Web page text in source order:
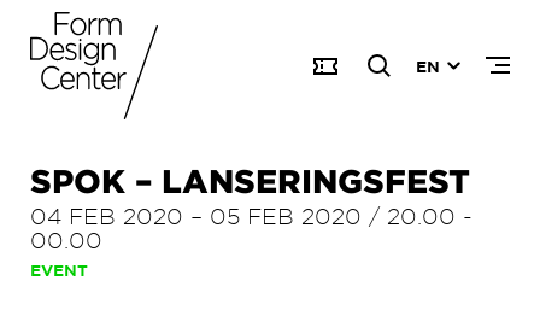
EN
SPOK – LANSERINGSFEST
04 FEB 2020 – 05 FEB 2020 / 20.00 -
00.00
EVENT